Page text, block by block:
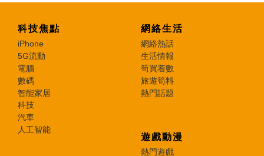
科技焦點
iPhone
5G流動
電腦
數碼
智能家居
科技
汽車
人工智能
網絡生活
網絡熱話
生活情報
筍買着數
旅遊筍料
熱門話題
遊戲動漫
熱門遊戲